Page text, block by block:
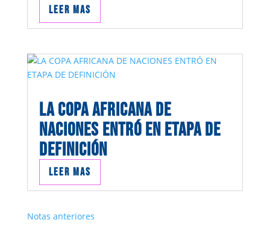
Leer mas
LA COPA AFRICANA DE
NACIONES ENTRÓ EN ETAPA DE
DEFINICIÓN
Leer mas
Notas anteriores